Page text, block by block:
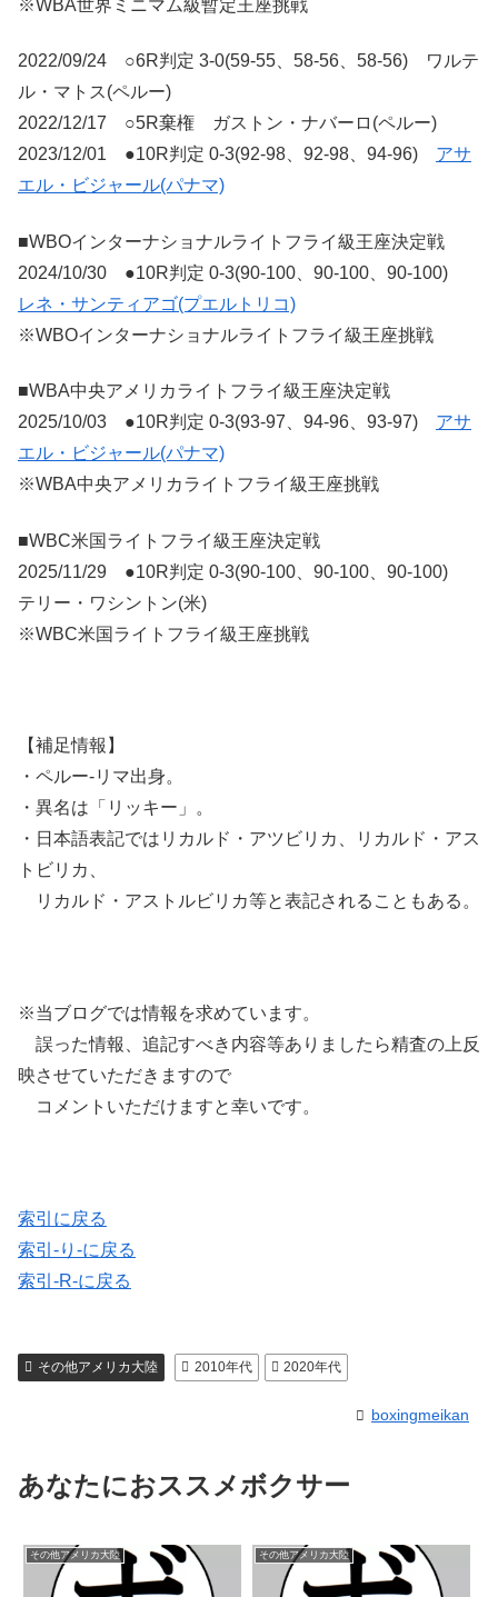
※WBA世界ミニマム級暫定王座挑戦
2022/09/24 ○6R判定 3-0(59-55、58-56、58-56) ワルテ
ル・マトス(ペルー)
2022/12/17 ○5R棄権 ガストン・ナバーロ(ペルー)
2023/12/01 ●10R判定 0-3(92-98、92-98、94-96) アサ
エル・ビジャール(パナマ)
■WBOインターナショナルライトフライ級王座決定戦
2024/10/30 ●10R判定 0-3(90-100、90-100、90-100)
レネ・サンティアゴ(プエルトリコ)
※WBOインターナショナルライトフライ級王座挑戦
■WBA中央アメリカライトフライ級王座決定戦
2025/10/03 ●10R判定 0-3(93-97、94-96、93-97) アサ
エル・ビジャール(パナマ)
※WBA中央アメリカライトフライ級王座挑戦
■WBC米国ライトフライ級王座決定戦
2025/11/29 ●10R判定 0-3(90-100、90-100、90-100)
テリー・ワシントン(米)
※WBC米国ライトフライ級王座挑戦
【補足情報】
・ペルー-リマ出身。
・異名は「リッキー」。
・日本語表記ではリカルド・アツビリカ、リカルド・アス
トビリカ、
リカルド・アストルビリカ等と表記されることもある。
※当ブログでは情報を求めています。
誤った情報、追記すべき内容等ありましたら精査の上反
映させていただきますので
コメントいただけますと幸いです。
索引に戻る
索引-り-に戻る
索引-R-に戻る
その他アメリカ大陸 2010年代 2020年代
boxingmeikan
あなたにおススメボクサー
その他アメリカ大陸 その他アメリカ大陸